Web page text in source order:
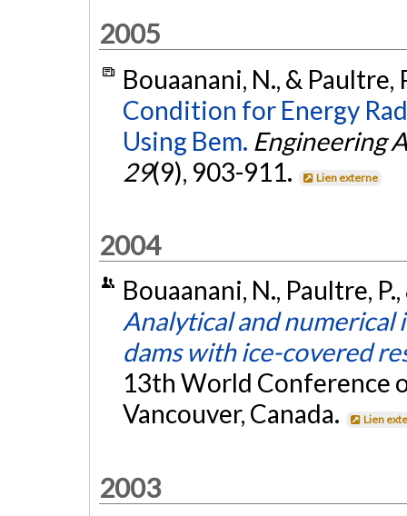
2005
Bouaanani, N., & Paultre,
Condition for Energy
Using Bem. Engineering
29(9), 903-911. Lien externe
2004
Bouaanani, N., Paultre,
Analytical and numerical
dams with ice-covered
13th World Conference
Vancouver, Canada.
Lien
2003